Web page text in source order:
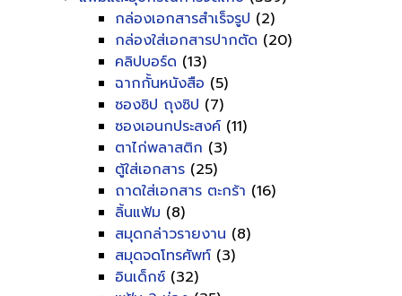
กล่องเอกสารสำเร็จรูป (2)
กล่องใส่เอกสารปากตัด (20)
คลิปบอร์ด (13)
ฉากกั้นหนังสือ (5)
ซองซิป ถุงซิป (7)
ซองเอนกประสงค์ (11)
ตาไก่พลาสติก (3)
ตู้ใส่เอกสาร (25)
ถาดใส่เอกสาร ตะกร้า (16)
ลิ้นแฟ้ม (8)
สมุดกล่าวรายงาน (8)
สมุดจดโทรศัพท์ (3)
อินเด็กซ์ (32)